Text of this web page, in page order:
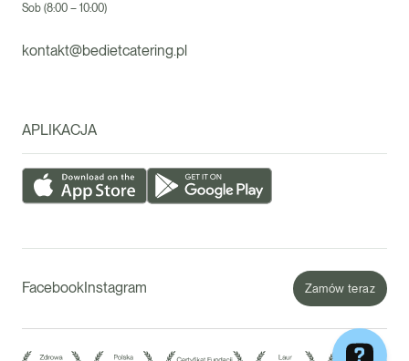
Sob (8:00 – 10:00)
kontakt@bedietcatering.pl
APLIKACJA
FacebookInstagram Zamów teraz